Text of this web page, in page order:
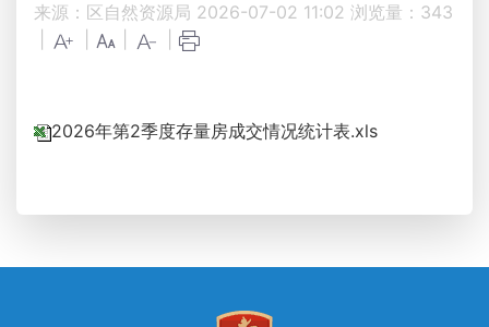
来源：区自然资源局 2026-07-02 11:02 浏览量： 343
2026年第2季度存量房成交情况统计表.xls